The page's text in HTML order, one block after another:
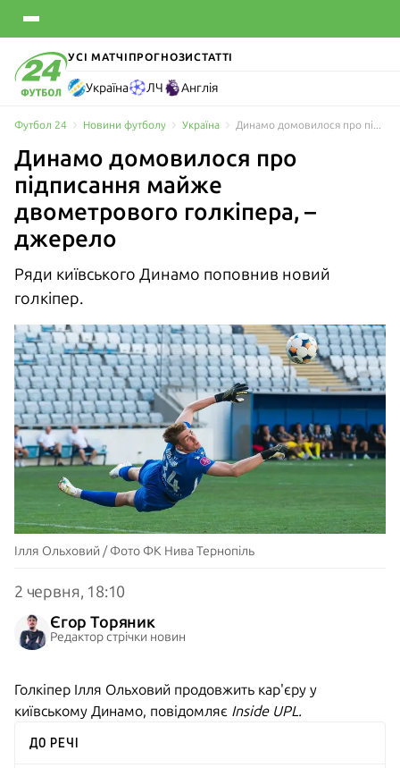
УСІ МАТЧІ ПРОГНОЗИСТАТТІ
Україна ЛЧ Англія
Футбол 24 Новини футболу Україна
Динамо домовилося про
підписання майже
двометрового голкіпера, –
джерело
Ряди київського Динамо поповнив новий
голкіпер.
Ілля Ольховий / Фото ФК Нива Тернопіль
2 червня, 18:10
Єгор Торяник
Редактор стрічки новин
Голкіпер Ілля Ольховий продовжить кар'єру у
київському Динамо, повідомляє Inside UPL.
ДО РЕЧІ